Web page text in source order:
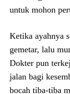
untuk mohon
Ketika ayahnya
gemetar, lalu
Dokter pun
jalan bagi
bocah tiba-tiba